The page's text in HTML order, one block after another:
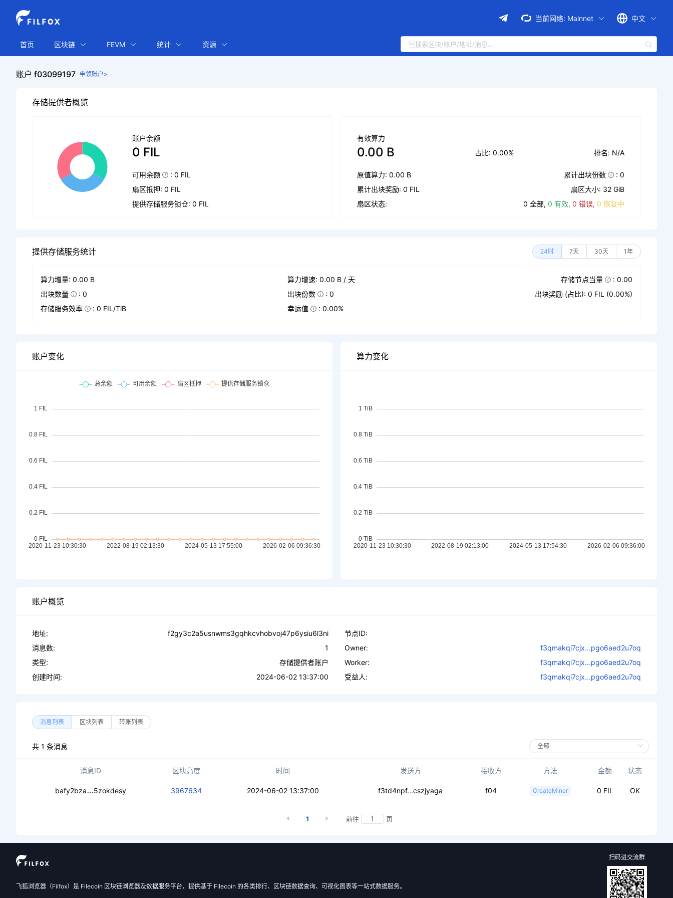
当前网络: Mainnet 中文
首页 区块链 FEVM 统计 资源
账户 f03099197 申领账户>
存储提供者概览
账户余额
0 FIL
可用余额
: 0 FIL
扇区抵押: 0 FIL
提供存储服务锁仓: 0 FIL
有效算力
0.00 B 占比: 0.00% 排名: N/A
原值算力: 0.00 B 累计出块份数
: 0
累计出块奖励: 0 FIL
扇区大小: 32 GiB
扇区状态:
0 全部, 0 有效, 0 错误, 0 恢复中
提供存储服务统计 24时 7天 30天 1年
算力增量: 0.00 B 算力增速: 0.00 B / 天 存储节点当量
: 0.00
出块数量
: 0 出块份数 : 0
出块奖励 (占比): 0 FIL (0.00%)
存储服务效率
: 0 FIL/TiB 幸运值 : 0.00%
账户变化 算力变化
账户概览
地址:
f2gy3c2a5usnwms3gqhkcvhobvoj47p6ysiu6l3ni
消息数:
1
类型:
存储提供者账户
创建时间:
2024-06-02 13:37:00
节点ID:
Owner:
f3qmakqi7cjx...pgo6aed2u7oq
Worker:
f3qmakqi7cjx...pgo6aed2u7oq
受益人:
f3qmakqi7cjx...pgo6aed2u7oq
消息列表 区块列表 转账列表
共 1 条消息
消息ID 区块高度 时间 发送方 接收方 方法 金额 状态
bafy2bza ceaj4rwpiltej42535v3jx5j6qvjjbuntk3krlszkdpgxl
5zokdesy 3967634 2024-06-02 13:37:00 f3td4npf...cszjyaga f04 CreateMiner 0 FIL OK
1 前往 页
飞狐浏览器（Filfox）是 Filecoin 区块链浏览器及数据服务平台，提供基于 Filecoin 的各类排行、区块链数据查询、可视化图表等一站式数据服务。
扫码进交流群